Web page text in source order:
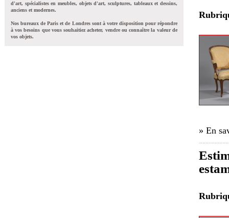
d'art, spécialistes en meubles, objets d'art, sculptures, tableaux et dessins,
anciens et modernes.
Nos bureaux de Paris et de Londres sont à votre disposition pour répondre
à vos besoins que vous souhaitiez acheter, vendre ou connaître la valeur de
vos objets.
» En